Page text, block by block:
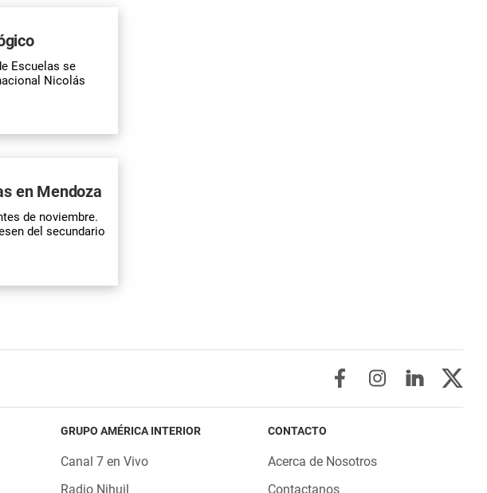
Escuelas se
Nicolás
en Mendoza
de noviembre.
del secundario
GRUPO AMÉRICA INTERIOR
Canal 7 en Vivo
Radio Nihuil
CONTACTO
Acerca de Nosotros
Contactanos